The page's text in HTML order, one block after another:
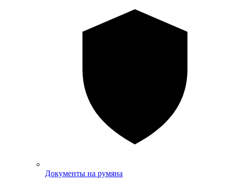
Документы на румяна